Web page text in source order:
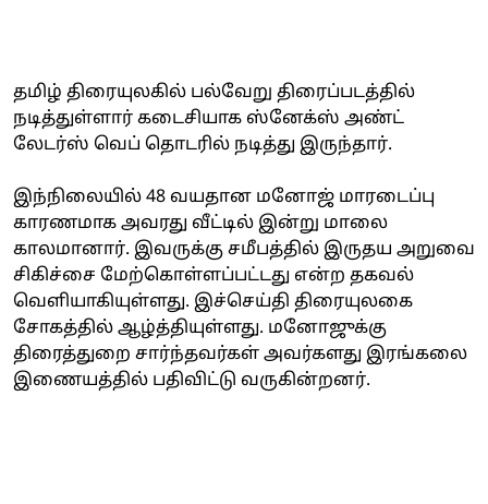
தமிழ் திரையுலகில் பல்வேறு திரைப்படத்தில்
நடித்துள்ளார் கடைசியாக ஸ்னேக்ஸ் அண்ட்
லேடர்ஸ் வெப் தொடரில் நடித்து இருந்தார்.
இந்நிலையில் 48 வயதான மனோஜ் மாரடைப்பு
காரணமாக அவரது வீட்டில் இன்று மாலை
காலமானார். இவருக்கு சமீபத்தில் இருதய அறுவை
சிகிச்சை மேற்கொள்ளப்பட்டது என்ற தகவல்
வெளியாகியுள்ளது. இச்செய்தி திரையுலகை
சோகத்தில் ஆழ்த்தியுள்ளது. மனோஜுக்கு
திரைத்துறை சார்ந்தவர்கள் அவர்களது இரங்கலை
இணையத்தில் பதிவிட்டு வருகின்றனர்.